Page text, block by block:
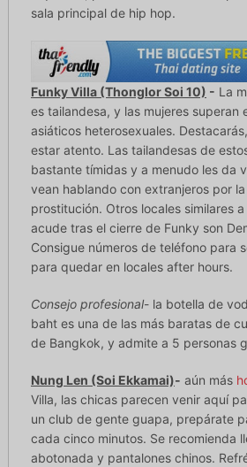
sala principal de hip hop.
Funky Villa (Thonglor Soi 10) - La
es tailandesa, y las mujeres superan
asiáticos heterosexuales.
estar atento. Las tailandesas de
bastante tímidas y a menudo les da
vean hablando con extranjeros por
prostitución. Otros locales similares
acude tras el cierre de Funky son
Consigue números de teléfono para
para quedar en locales after hours.
Consejo profesional- la botella de
baht es una de las más baratas de
de Bangkok, y admite a 5 personas
Nung Len (Soi Ekkamai)- aún más
Villa, las chicas parecen venir aquí
un club de gente guapa, prepárate
cada cinco minutos. Se recomienda
abotonada y pantalones chinos.